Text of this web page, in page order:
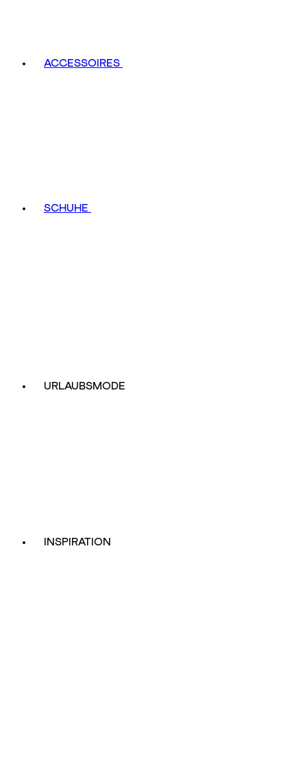
ACCESSOIRES
SCHUHE
URLAUBSMODE
INSPIRATION